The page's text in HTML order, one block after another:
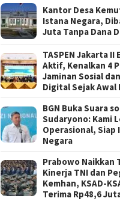
Kantor Desa
Istana Negara,
Juta Tanpa Dana
TASPEN Jakarta II
Aktif, Kenalkan 4
Jaminan Sosial
Digital Sejak Awal
BGN Buka Suara
Sudaryono: Kami
Operasional, Siap
Negara
Prabowo Naikkan
Kinerja TNI dan
Kemhan, KSAD-
Terima Rp48,6